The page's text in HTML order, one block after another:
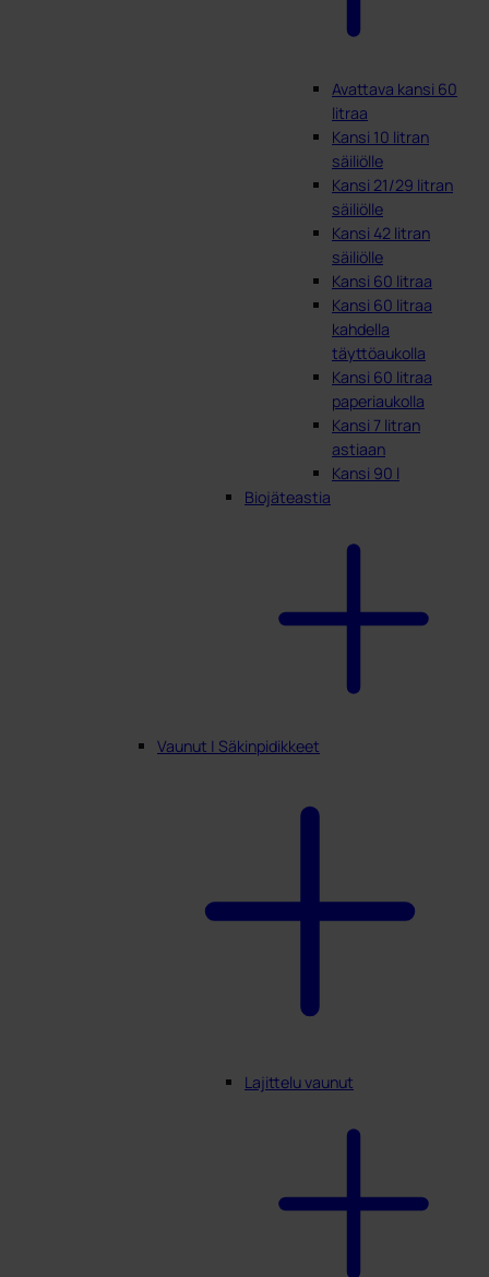
Avattava kansi 60
litraa
Kansi 10 litran
säiliölle
Kansi 21/29 litran
säiliölle
Kansi 42 litran
säiliölle
Kansi 60 litraa
Kansi 60 litraa
kahdella
täyttöaukolla
Kansi 60 litraa
paperiaukolla
Kansi 7 litran
astiaan
Kansi 90 l
Biojäteastia
Vaunut | Säkinpidikkeet
Lajittelu vaunut